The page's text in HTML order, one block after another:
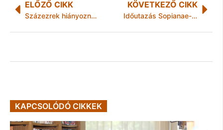
ELŐZŐ CIKK
Százezrek hiányoznak a munkaerőpiacról, és nincsenek rejtett tartalékok
KÖVETKEZŐ CIKK
Időutazás Sopianae-ba: Római Fesztivál kelti életre Pécs ókori világörökségét
KAPCSOLÓDÓ CIKKEK